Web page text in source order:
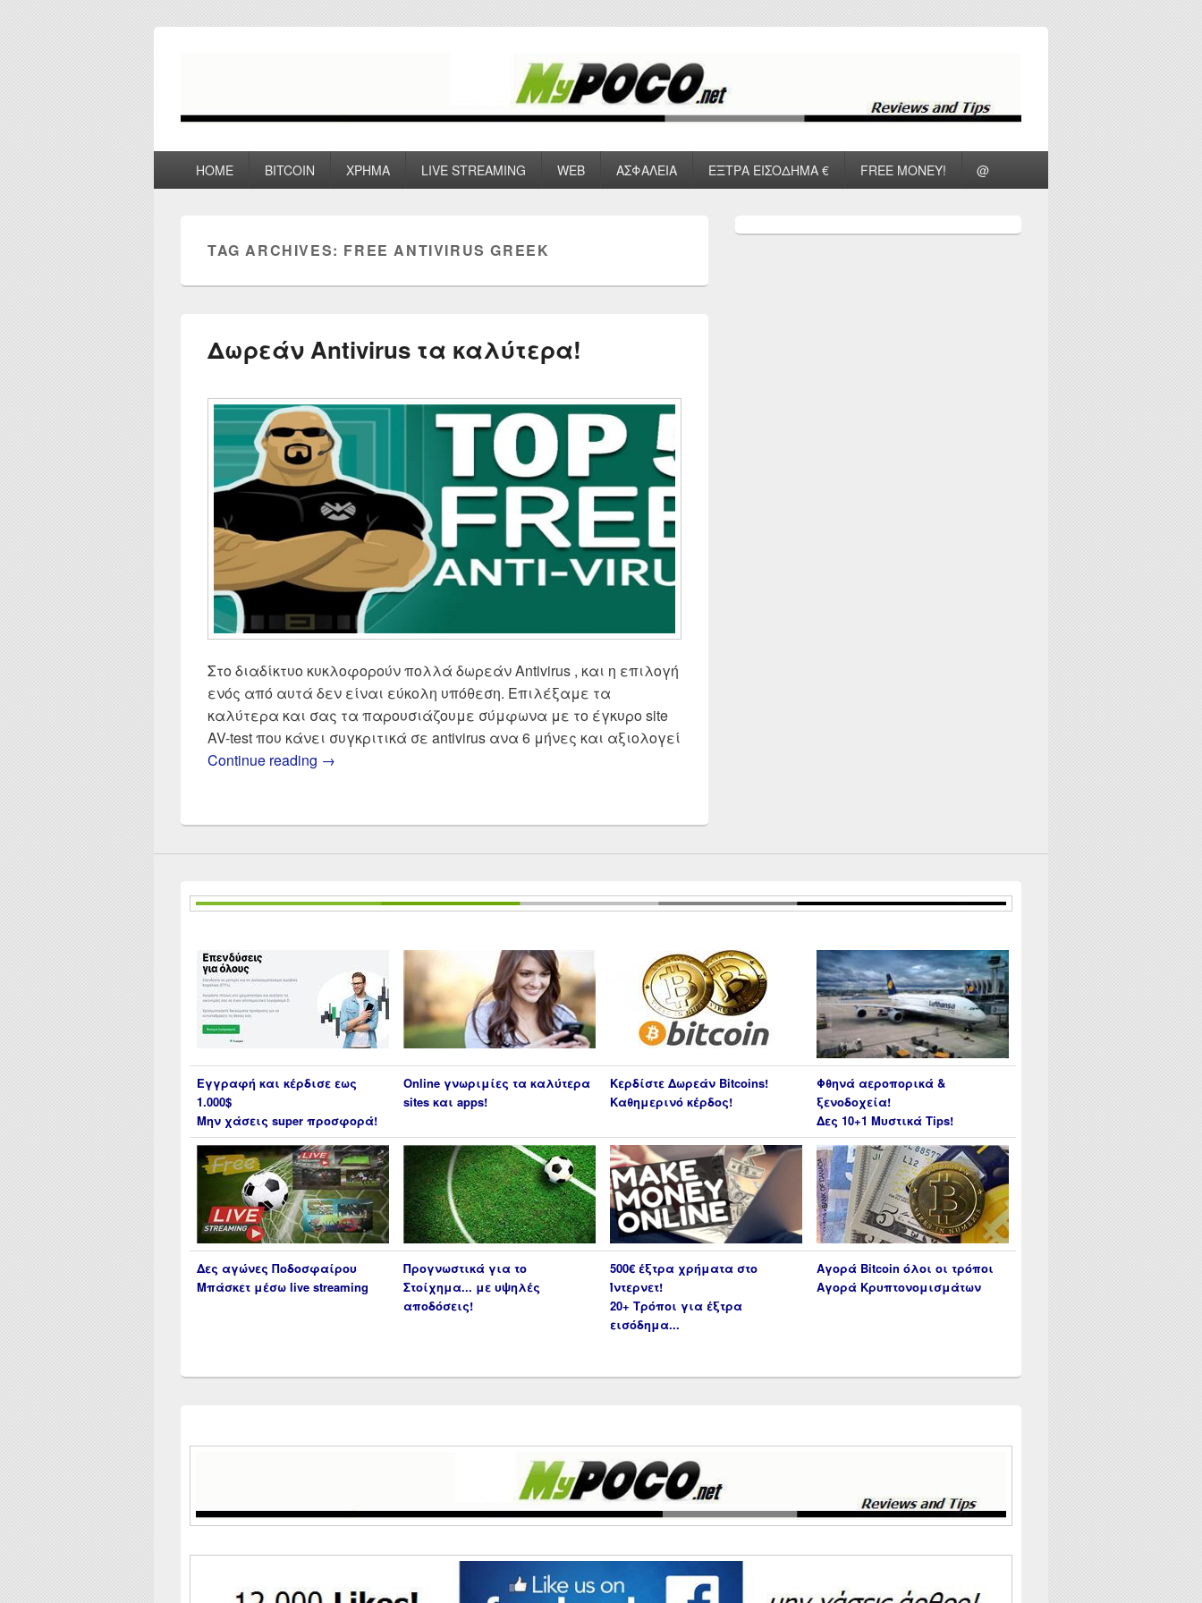
HOME BITCOIN ΧΡΗΜΑ LIVE STREAMING WEB ΑΣΦΑΛΕΙΑ ΕΞΤΡΑ ΕΙΣΟΔΗΜΑ € FREE MONEY! @
TAG ARCHIVES: FREE ANTIVIRUS GREEK
Δωρεάν Antivirus τα καλύτερα!
Στο διαδίκτυο κυκλοφορούν πολλά δωρεάν Antivirus , και η επιλογή
ενός από αυτά δεν είναι εύκολη υπόθεση. Επιλέξαμε τα
καλύτερα και σας τα παρουσιάζουμε σύμφωνα με το έγκυρο site
AV-test που κάνει συγκριτικά σε antivirus ανα 6 μήνες και αξιολογεί
Continue reading Δωρεάν Antivirus τα καλύτερα!
→
Sidebar
Εγγραφή και κέρδισε εως
1.000$
Μην χάσεις super προσφορά!
Online γνωριμίες τα καλύτερα
sites και apps!
Κερδίστε Δωρεάν Bitcoins!
Καθημερινό κέρδος!
Φθηνά αεροπορικά &
ξενοδοχεία!
Δες 10+1 Μυστικά Tips!
Δες αγώνες Ποδοσφαίρου
Μπάσκετ μέσω live streaming
Προγνωστικά για το
Στοίχημα... με υψηλές
αποδόσεις!
500€ έξτρα χρήματα στο
Ίντερνετ!
20+ Τρόποι για έξτρα
εισόδημα...
Αγορά Bitcoin όλοι οι τρόποι
Αγορά Κρυπτονομισμάτων